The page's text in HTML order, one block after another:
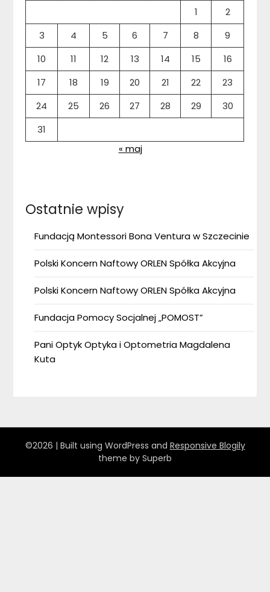
1
2
3
4 5 6 7 8
9
10
11 12 13 14 15
16
17
18 19 20 21 22
23
24
25 26 27 28 29
30
31
« maj
Ostatnie wpisy
Fundacją Montessori Bona Ventura w Szczecinie
Polski Koncern Naftowy ORLEN Spółka Akcyjna
Polski Koncern Naftowy ORLEN Spółka Akcyjna
Fundacja Pomocy Socjalnej „POMOST”
Pani Optyk Optyka i Optometria Magdalena
Kuta
©2026 | Built using WordPress and Responsive Blogily
theme by Superb